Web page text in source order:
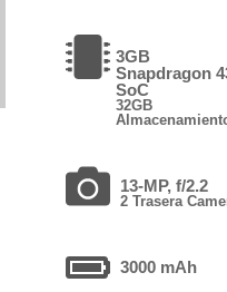
3GB
Snapdragon
SoC
32GB
13-MP, f/2.2
2 Trasera
3000 mAh